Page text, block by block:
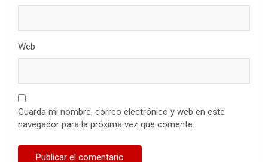
Web
Guarda mi nombre, correo electrónico y web en este
navegador para la próxima vez que comente.